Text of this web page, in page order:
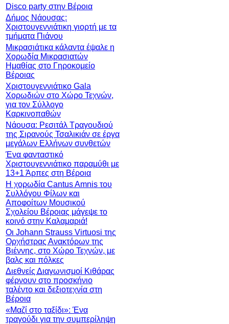
Disco party στην Βέροια
Δήμος Νάουσας:
Χριστουγεννιάτικη γιορτή με τα
τμήματα Πιάνου
Μικρασιάτικα κάλαντα έψαλε η
Χορωδία Μικρασιατών
Ημαθίας στο Γηροκομείο
Βέροιας
Χριστουγεννιάτικο Gala
Χορωδιών στο Χώρο Τεχνών,
για τον Σύλλογο
Καρκινοπαθών
Νάουσα: Ρεσιτάλ Τραγουδιού
της Σιρανούς Τσαλικιάν σε έργα
μεγάλων Ελλήνων συνθετών
Ένα φανταστικό
Χριστουγεννιάτικο παραμύθι με
13+1 Άρπες στη Βέροια
Η χορωδία Cantus Amnis του
Συλλόγου Φίλων και
Αποφοίτων Μουσικού
Σχολείου Βέροιας μάγεψε το
κοινό στην Καλαμαριά!
Οι Johann Strauss Virtuosi της
Ορχήστρας Ανακτόρων της
Βιέννης, στο Χώρο Τεχνών, με
βαλς και πόλκες
Διεθνείς Διαγωνισμοί Κιθάρας
φέρνουν στο προσκήνιο
ταλέντο και δεξιοτεχνία στη
Βέροια
«Μαζί στο ταξίδι»: Ένα
τραγούδι για την συμπερίληψη